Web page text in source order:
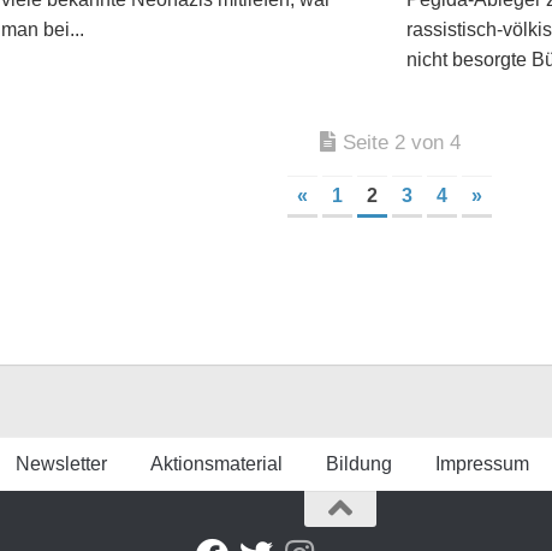
man bei...
rassistisch-
nicht besorgte
Seite 2 von 4
« 1 2 3 4 »
Newsletter Aktionsmaterial Bildung Impressum